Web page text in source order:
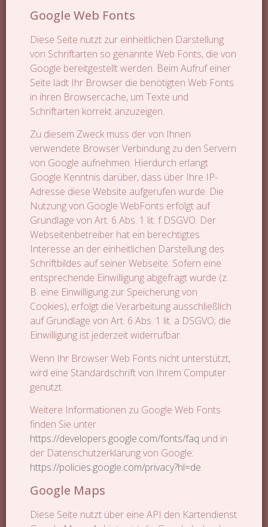
Google Web Fonts
Diese Seite nutzt zur einheitlichen Darstellung
von Schriftarten so genannte Web Fonts, die von
Google bereitgestellt werden. Beim Aufruf einer
Seite lädt Ihr Browser die benötigten Web Fonts
in ihren Browsercache, um Texte und
Schriftarten korrekt anzuzeigen.
Zu diesem Zweck muss der von Ihnen
verwendete Browser Verbindung zu den Servern
von Google aufnehmen. Hierdurch erlangt
Google Kenntnis darüber, dass über Ihre IP-
Adresse diese Website aufgerufen wurde. Die
Nutzung von Google WebFonts erfolgt auf
Grundlage von Art. 6 Abs. 1 lit. f DSGVO. Der
Webseitenbetreiber hat ein berechtigtes
Interesse an der einheitlichen Darstellung des
Schriftbildes auf seiner Webseite. Sofern eine
entsprechende Einwilligung abgefragt wurde (z.
B. eine Einwilligung zur Speicherung von
Cookies), erfolgt die Verarbeitung ausschließlich
auf Grundlage von Art. 6 Abs. 1 lit. a DSGVO; die
Einwilligung ist jederzeit widerrufbar.
Wenn Ihr Browser Web Fonts nicht unterstützt,
wird eine Standardschrift von Ihrem Computer
genutzt.
Weitere Informationen zu Google Web Fonts
finden Sie unter
https://developers.google.com/fonts/faq und in
der Datenschutzerklärung von Google:
https://policies.google.com/privacy?hl=de.
Google Maps
Diese Seite nutzt über eine API den Kartendienst